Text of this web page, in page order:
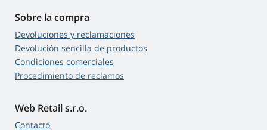
Sobre la compra
Devoluciones y reclamaciones
Devolución sencilla de productos
Condiciones comerciales
Procedimiento de reclamos
Web Retail s.r.o.
Contacto